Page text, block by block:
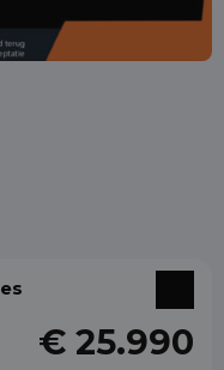
€ 25.990